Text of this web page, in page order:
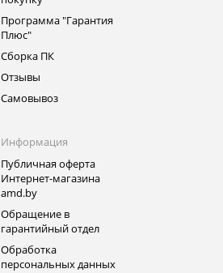
Программа "Гарантия
Плюс"
Сборка ПК
Отзывы
Самовывоз
Информация
Публичная оферта
Интернет-магазина
amd.by
Обращение в
гарантийный отдел
Обработка
персональных данных